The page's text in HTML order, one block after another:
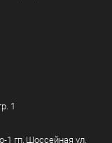
1
1 гп, Шоссейная ул,